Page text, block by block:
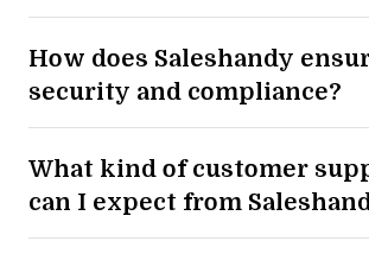
How does Saleshandy
security and compliance?
What kind of customer
can I expect from